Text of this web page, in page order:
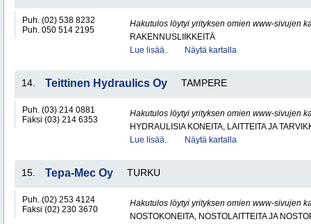
Puh. (02) 538 8232
Puh. 050 514 2195
Hakutulos löytyi yrityksen omien www-sivujen
RAKENNUSLIIKKEITÄ
Lue lisää..
Näytä kartalla
14. Teittinen Hydraulics Oy TAMPERE
Puh. (03) 214 0881
Faksi (03) 214 6353
Hakutulos löytyi yrityksen omien www-sivujen
HYDRAULISIA KONEITA, LAITTEITA JA
Lue lisää..
Näytä kartalla
15. Tepa-Mec Oy TURKU
Puh. (02) 253 4124
Faksi (02) 230 3670
Hakutulos löytyi yrityksen omien www-sivujen
NOSTOKONEITA, NOSTOLAITTEITA JA